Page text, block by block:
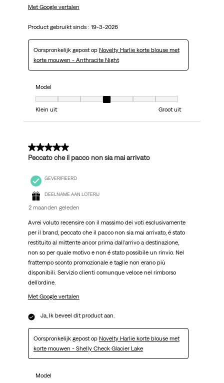
Met Google vertalen
Product gebruikt sinds : 19-3-2026
Oorspronkelijk gepost op Novelty Harlie korte blouse met
korte mouwen - Anthracite Night
Model
Model, 4 van 7, waarbij 1 gelijk is aan Klein uit en 7 gelijk is aan Groot uit
Klein uit
Groot uit
2 van 5 sterren.
Peccato che il pacco non sia mai arrivato
GEVERIFIEERD
DEELNAME AAN LOTERIJ
2 maanden geleden
Avrei voluto recensire con il massimo dei voti esclusivamente
per il brand, peccato che il pacco non sia mai arrivato, é stato
restituito al mittente ancor prima dall'arrivo a destinazione,
non so per quale motivo e non é stato possibile un rinvio. Nel
frattempo sconto promozionale e taglie non erano più
disponibili. Servizio clienti comunque veloce nel rimborso
dell'ordine.
Met Google vertalen
Ja, Ik beveel dit product aan.
Oorspronkelijk gepost op Novelty Harlie korte blouse met
korte mouwen - Shelly Check Glacier Lake
Model